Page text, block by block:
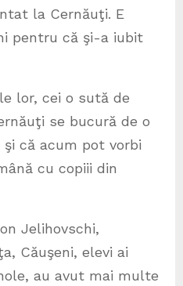
la Cernăuţi. E
pentru că şi-a iubit
lor, cei o sută de
se bucură de o
că acum pot vorbi
cu copiii din
Jelihovschi,
Căuşeni, elevi ai
au avut mai multe